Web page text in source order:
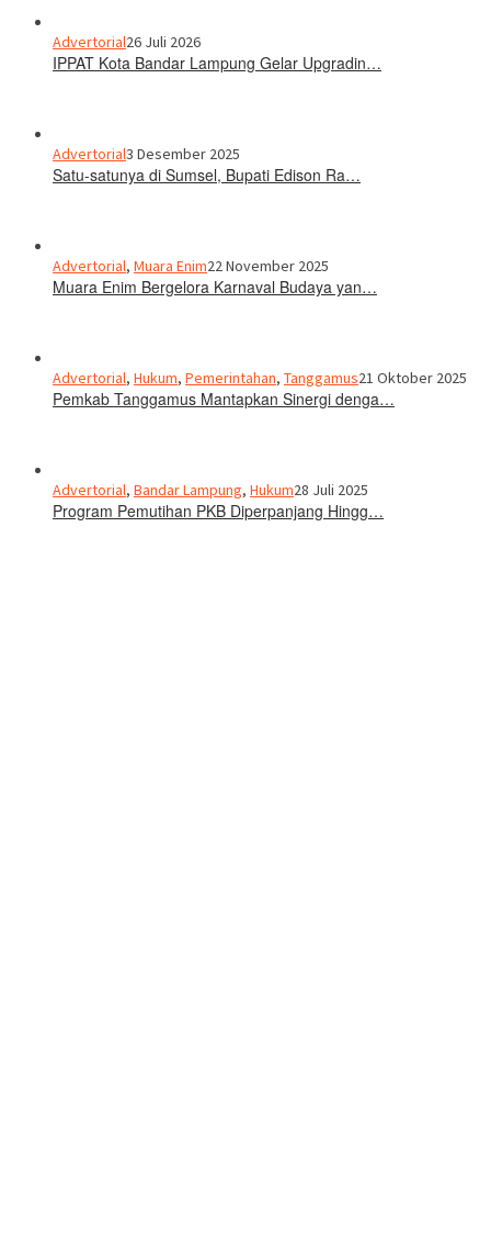
Advertorial26 Juli 2026
IPPAT Kota Bandar Lampung Gelar Upgradin…
Advertorial3 Desember 2025
Satu-satunya di Sumsel, Bupati Edison Ra…
Advertorial, Muara Enim22 November 2025
Muara Enim Bergelora Karnaval Budaya yan…
Advertorial, Hukum, Pemerintahan, Tanggamus21 Oktober 2025
Pemkab Tanggamus Mantapkan Sinergi denga…
Advertorial, Bandar Lampung, Hukum28 Juli 2025
Program Pemutihan PKB Diperpanjang Hingg…